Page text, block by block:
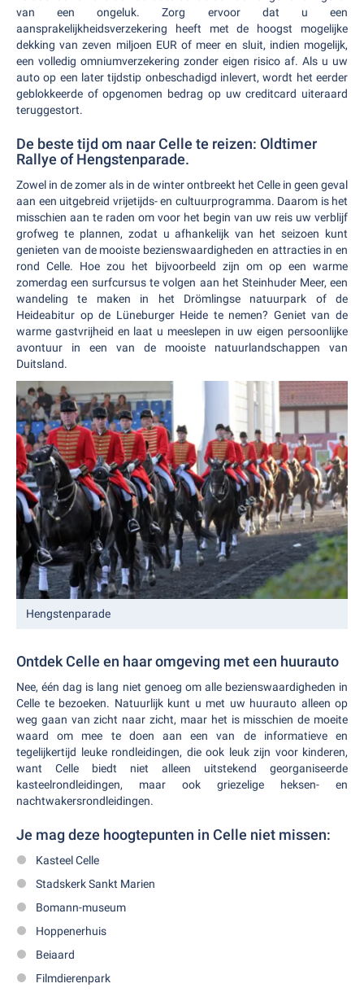
van een ongeluk. Zorg ervoor dat u een
aansprakelijkheidsverzekering heeft met de hoogst mogelijke
dekking van zeven miljoen EUR of meer en sluit, indien mogelijk,
een volledig omniumverzekering zonder eigen risico af. Als u uw
auto op een later tijdstip onbeschadigd inlevert, wordt het eerder
geblokkeerde of opgenomen bedrag op uw creditcard uiteraard
teruggestort.
De beste tijd om naar Celle te reizen: Oldtimer
Rallye of Hengstenparade.
Zowel in de zomer als in de winter ontbreekt het Celle in geen geval
aan een uitgebreid vrijetijds- en cultuurprogramma. Daarom is het
misschien aan te raden om voor het begin van uw reis uw verblijf
grofweg te plannen, zodat u afhankelijk van het seizoen kunt
genieten van de mooiste bezienswaardigheden en attracties in en
rond Celle. Hoe zou het bijvoorbeeld zijn om op een warme
zomerdag een surfcursus te volgen aan het Steinhuder Meer, een
wandeling te maken in het Drömlingse natuurpark of de
Heideabitur op de Lüneburger Heide te nemen? Geniet van de
warme gastvrijheid en laat u meeslepen in uw eigen persoonlijke
avontuur in een van de mooiste natuurlandschappen van
Duitsland.
Hengstenparade
Ontdek Celle en haar omgeving met een huurauto
Nee, één dag is lang niet genoeg om alle bezienswaardigheden in
Celle te bezoeken. Natuurlijk kunt u met uw huurauto alleen op
weg gaan van zicht naar zicht, maar het is misschien de moeite
waard om mee te doen aan een van de informatieve en
tegelijkertijd leuke rondleidingen, die ook leuk zijn voor kinderen,
want Celle biedt niet alleen uitstekend georganiseerde
kasteelrondleidingen, maar ook griezelige heksen- en
nachtwakersrondleidingen.
Je mag deze hoogtepunten in Celle niet missen:
Kasteel Celle
Stadskerk Sankt Marien
Bomann-museum
Hoppenerhuis
Beiaard
Filmdierenpark